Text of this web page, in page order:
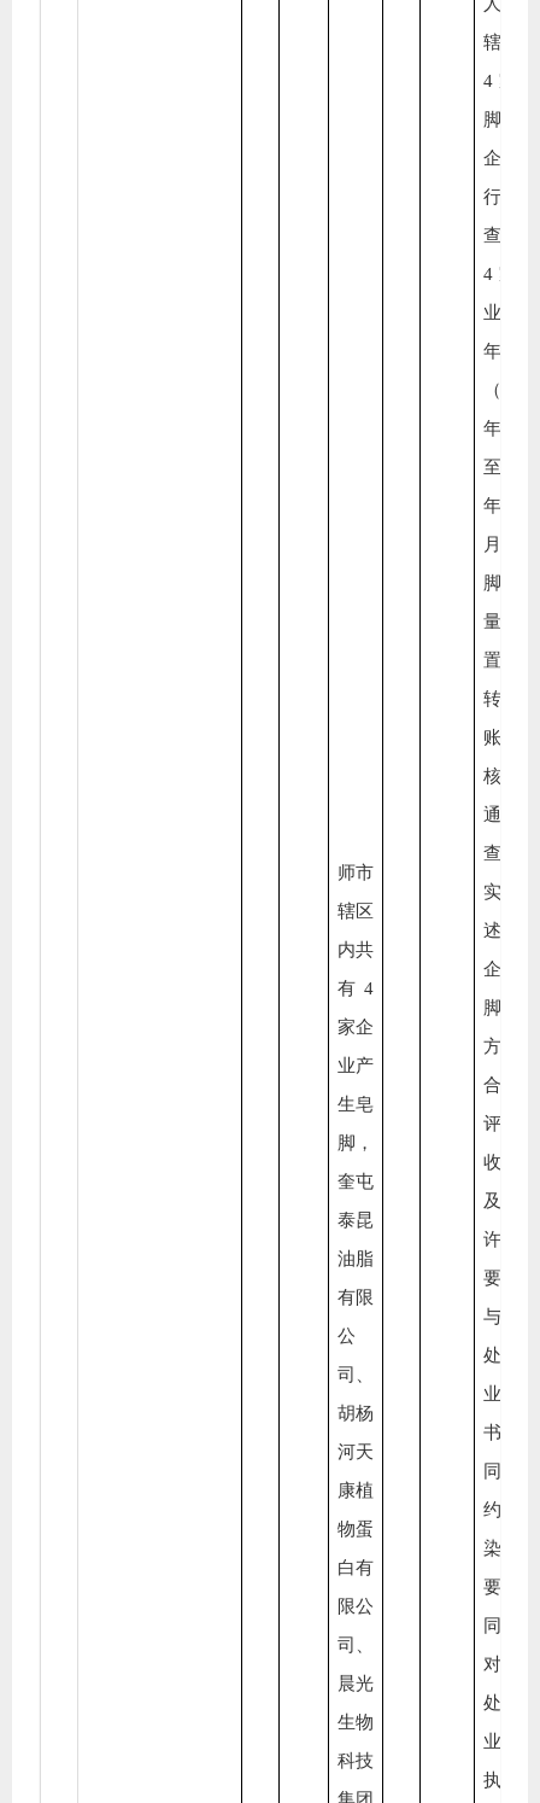
师市
辖区
内共
有4
家企
业产
生皂
脚，
奎屯
泰昆
油脂
有限
公
司、
胡杨
河天
康植
物蛋
白有
限公
司、
晨光
生物
科技
人员对
辖区内
4家皂
脚产生
企业进
行核
查，对
4家企
业近3
年
（2022
年6月
至2025
年6
月）皂
脚产生
量、处
置量、
转运台
账进行
核实。
通过调
查核
实，上
述四家
企业
脚处置
方式符
合环
评、验
收报告
及
许可证
要求，
与皂脚
处置企
业签订
书面合
同，并
约定污
染防治
要求。
同时已
对皂脚
处置企
业营业
执照、